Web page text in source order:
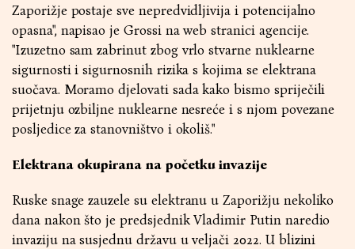
Zaporižje postaje sve nepredvidljivija i potencijalno
opasna", napisao je Grossi na web stranici agencije.
"Izuzetno sam zabrinut zbog vrlo stvarne nuklearne
sigurnosti i sigurnosnih rizika s kojima se elektrana
suočava. Moramo djelovati sada kako bismo spriječili
prijetnju ozbiljne nuklearne nesreće i s njom povezane
posljedice za stanovništvo i okoliš."
Elektrana okupirana na početku invazije
Ruske snage zauzele su elektranu u Zaporižju nekoliko
dana nakon što je predsjednik Vladimir Putin naredio
invaziju na susjednu državu u veljači 2022. U blizini